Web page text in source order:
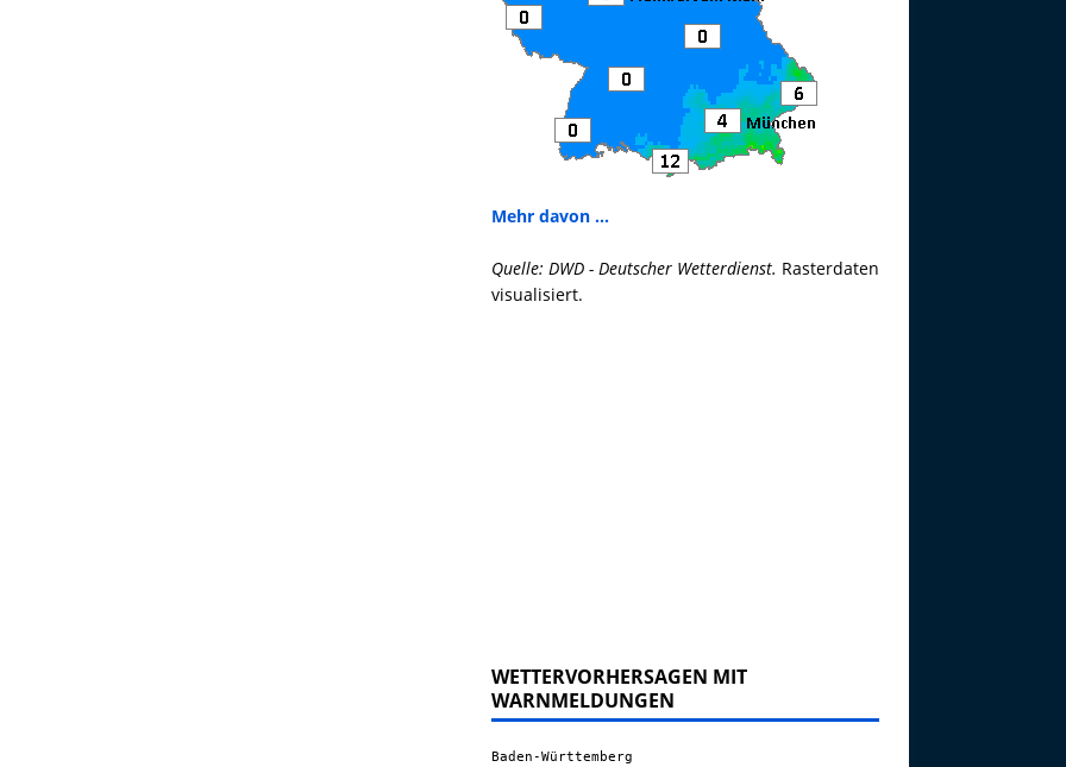
Mehr davon ...
Quelle: DWD - Deutscher Wetterdienst. Rasterdaten
visualisiert.
WETTERVORHERSAGEN MIT
WARNMELDUNGEN
Baden-Württemberg